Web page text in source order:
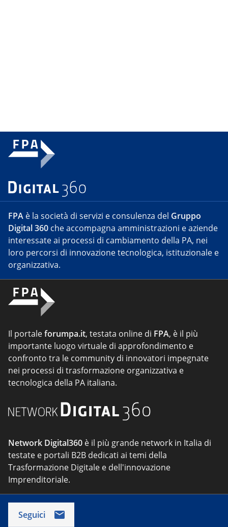
FPA è la società di servizi e consulenza del Gruppo
Digital 360 che accompagna amministrazioni e aziende
interessate ai processi di cambiamento della PA, nei
loro percorsi di innovazione tecnologica, istituzionale e
organizzativa.
Il portaleforumpa.it, testata online di FPA, è il più
importante luogo virtuale di approfondimento e
confronto tra le community di innovatori impegnate
nei processi di trasformazione organizzativa e
tecnologica della PA italiana.
Network Digital360 è il più grande network in Italia di
testate e portali B2B dedicati ai temi della
Trasformazione Digitale e dell'innovazione
Imprenditoriale.
Seguici